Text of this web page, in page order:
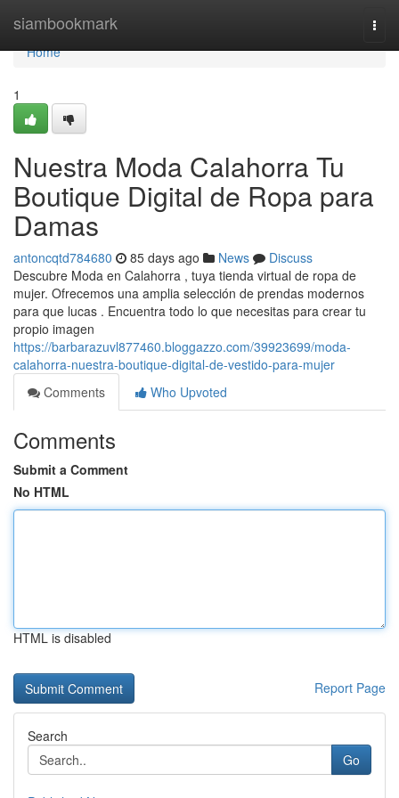
siambookmark
Home
Home
1
Nuestra Moda Calahorra Tu
Boutique Digital de Ropa para
Damas
antoncqtd784680 85 days ago News
Discuss
Descubre Moda en Calahorra , tuya tienda virtual de ropa de
mujer. Ofrecemos una amplia selección de prendas modernos
para que lucas . Encuentra todo lo que necesitas para crear tu
propio imagen
https://barbarazuvl877460.bloggazzo.com/39923699/moda-
calahorra-nuestra-boutique-digital-de-vestido-para-mujer
Comments
Who Upvoted
Comments
Submit a Comment
No HTML
HTML is disabled
Report Page
Search
Go